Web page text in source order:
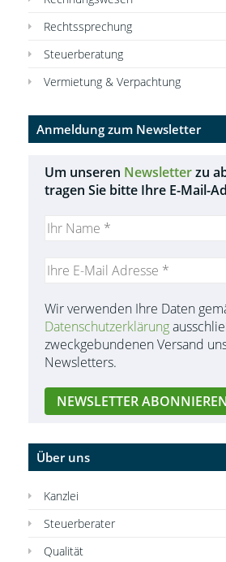
Rechtssprechung
Steuerberatung
Vermietung & Verpachtung
Anmeldung zum Newsletter
Um unseren Newsletterzu
tragen Sie bitte Ihre E-Mail-
Wir verwenden Ihre Daten
Datenschutzerklärung
zweckgebundenen Versand
Newsletters.
Über uns
Kanzlei
Steuerberater
Qualität